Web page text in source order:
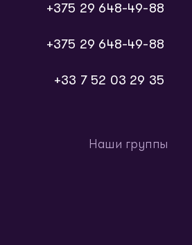
+375 29 648-49-88
+375 29 648-49-88
+33 7 52 03 29 35
Наши группы